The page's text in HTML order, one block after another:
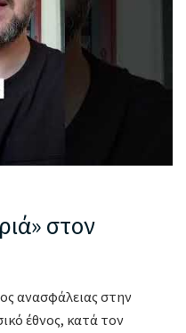
στον
ανασφάλειας στην
έθνος, κατά τον